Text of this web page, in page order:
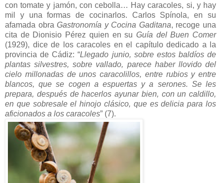
con tomate y jamón, con cebolla… Hay caracoles, si, y hay
mil y una formas de cocinarlos. Carlos Spínola, en su
afamada obraGastronomía y Cocina Gaditana, recoge una
cita de Dionisio Pérez quien en su Guía del Buen Comer
(1929), dice de los caracoles en el capítulo dedicado a la
provincia de Cádiz: “Llegado junio, sobre estos baldíos de
plantas silvestres, sobre vallado, parece haber llovido del
cielo millonadas de unos caracolillos, entre rubios y entre
blancos, que se cogen a espuertas y a serones. Se les
prepara, después de hacerlos ayunar bien, con un caldillo,
en que sobresale el hinojo clásico, que es delicia para los
aficionados a los caracoles” (7).